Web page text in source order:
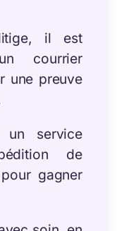
il est
courrier
une preuve
service
de
gagner